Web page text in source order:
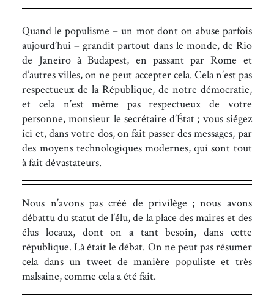
Quand le populisme – un mot dont on abuse parfois
aujourd’hui – grandit partout dans le monde, de Rio
de Janeiro à Budapest, en passant par Rome et
d’autres villes, on ne peut accepter cela. Cela n’est pas
respectueux de la République, de notre démocratie,
et cela n’est même pas respectueux de votre
personne, monsieur le secrétaire d’État ; vous siégez
ici et, dans votre dos, on fait passer des messages, par
des moyens technologiques modernes, qui sont tout
à fait dévastateurs.
Nous n’avons pas créé de privilège ; nous avons
débattu du statut de l’élu, de la place des maires et des
élus locaux, dont on a tant besoin, dans cette
république. Là était le débat. On ne peut pas résumer
cela dans un tweet de manière populiste et très
malsaine, comme cela a été fait.